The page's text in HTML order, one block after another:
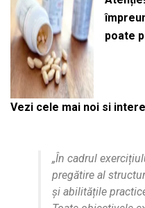
poate
Vezi cele mai noi si
„În cadrul
pregătire al
și abilitățile